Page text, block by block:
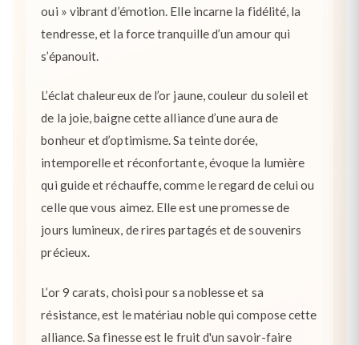
oui » vibrant d’émotion. Elle incarne la fidélité, la
tendresse, et la force tranquille d’un amour qui
s’épanouit.
L’éclat chaleureux de l’or jaune, couleur du soleil et
de la joie, baigne cette alliance d’une aura de
bonheur et d’optimisme. Sa teinte dorée,
intemporelle et réconfortante, évoque la lumière
qui guide et réchauffe, comme le regard de celui ou
celle que vous aimez. Elle est une promesse de
jours lumineux, de rires partagés et de souvenirs
précieux.
L’or 9 carats, choisi pour sa noblesse et sa
résistance, est le matériau noble qui compose cette
alliance. Sa finesse est le fruit d'un savoir-faire